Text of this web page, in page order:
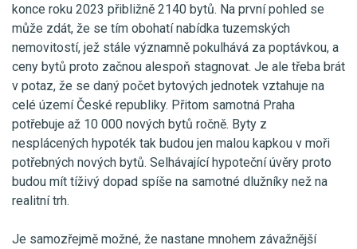
konce roku 2023 přibližně 2140 bytů. Na první pohled se
může zdát, že se tím obohatí nabídka tuzemských
nemovitostí, jež stále významně pokulhává za poptávkou, a
ceny bytů proto začnou alespoň stagnovat. Je ale třeba brát
v potaz, že se daný počet bytových jednotek vztahuje na
celé území České republiky. Přitom samotná Praha
potřebuje až 10 000 nových bytů ročně. Byty z
nesplácených hypoték tak budou jen malou kapkou v moři
potřebných nových bytů. Selhávající hypoteční úvěry proto
budou mít tíživý dopad spíše na samotné dlužníky než na
realitní trh.
Je samozřejmě možné, že nastane mnohem závažnější